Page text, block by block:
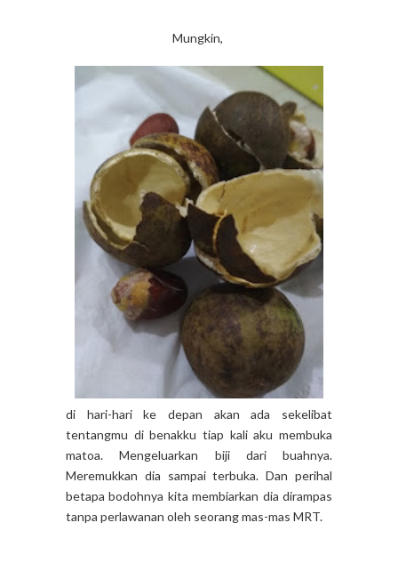
Mungkin,
di hari-hari ke depan akan ada sekelibat
tentangmu di benakku tiap kali aku membuka
matoa. Mengeluarkan biji dari buahnya.
Meremukkan dia sampai terbuka. Dan perihal
betapa bodohnya kita membiarkan dia dirampas
tanpa perlawanan oleh seorang mas-mas MRT.